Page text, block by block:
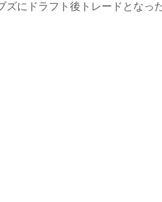
ズにドラフト後トレードとなっ